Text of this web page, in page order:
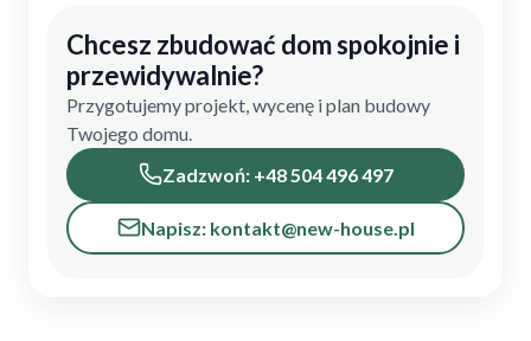
Chcesz zbudować dom spokojnie i
przewidywalnie?
Przygotujemy projekt, wycenę i plan budowy
Twojego domu.
Zadzwoń: +48 504 496 497
Napisz: kontakt@new-house.pl